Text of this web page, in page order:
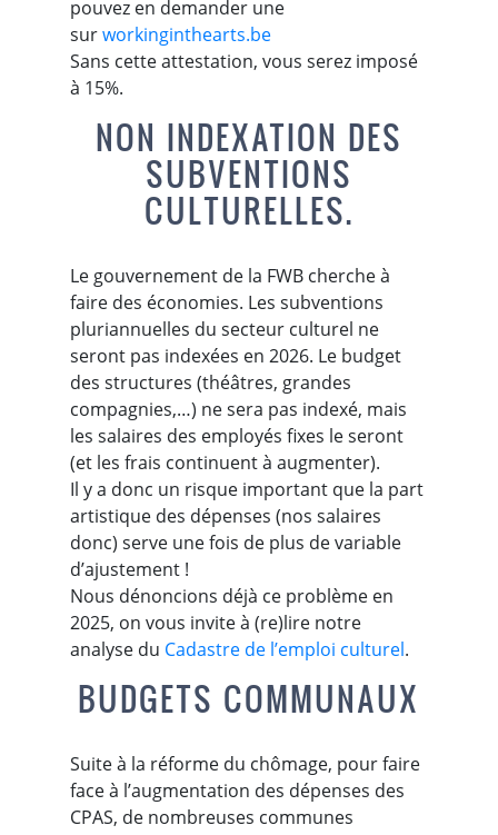
pouvez en demander une
surworkinginthearts.be
Sans cette attestation, vous serez imposé
à 15%.
NON INDEXATION DES
SUBVENTIONS
CULTURELLES.
Le gouvernement de la FWB cherche à
faire des économies. Les subventions
pluriannuelles du secteur culturel ne
seront pas indexées en 2026. Le budget
des structures (théâtres, grandes
compagnies,…) ne sera pas indexé, mais
les salaires des employés fixes le seront
(et les frais continuent à augmenter).
Il y a donc un risque important que la part
artistique des dépenses (nos salaires
donc) serve une fois de plus de variable
d’ajustement !
Nous dénoncions déjà ce problème en
2025, on vous invite à (re)lire notre
analyse du Cadastre de l’emploi culturel.
BUDGETS COMMUNAUX
Suite à la réforme du chômage, pour faire
face à l’augmentation des dépenses des
CPAS, de nombreuses communes